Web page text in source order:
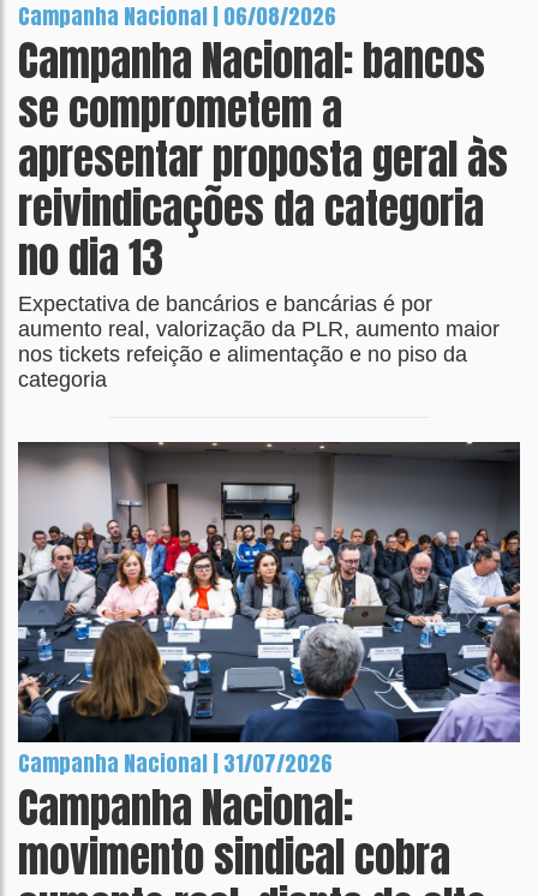
Campanha Nacional | 06/08/2026
Campanha Nacional: bancos
se comprometem a
apresentar proposta geral às
reivindicações da categoria
no dia 13
Expectativa de bancários e bancárias é por
aumento real, valorização da PLR, aumento maior
nos tickets refeição e alimentação e no piso da
categoria
Campanha Nacional | 31/07/2026
Campanha Nacional:
movimento sindical cobra